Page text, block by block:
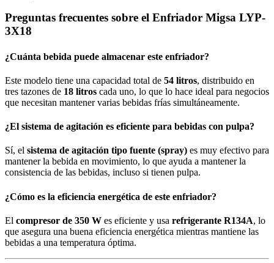
Preguntas frecuentes sobre el Enfriador Migsa LYP-
3X18
¿Cuánta bebida puede almacenar este enfriador?
Este modelo tiene una capacidad total de 54 litros, distribuido en
tres tazones de 18 litros cada uno, lo que lo hace ideal para negocios
que necesitan mantener varias bebidas frías simultáneamente.
¿El sistema de agitación es eficiente para bebidas con pulpa?
Sí, el sistema de agitación tipo fuente (spray) es muy efectivo para
mantener la bebida en movimiento, lo que ayuda a mantener la
consistencia de las bebidas, incluso si tienen pulpa.
¿Cómo es la eficiencia energética de este enfriador?
El compresor de 350 W es eficiente y usa refrigerante R134A, lo
que asegura una buena eficiencia energética mientras mantiene las
bebidas a una temperatura óptima.